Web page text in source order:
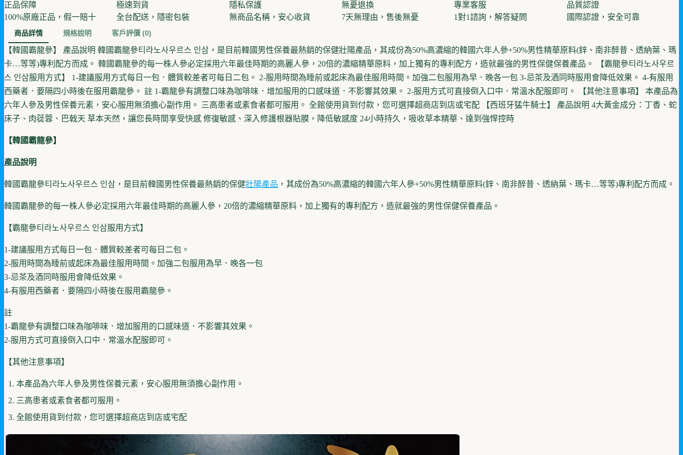
正品保障
100%原廠正品，假一賠十
極速到貨
全台配送，隱密包裝
隱私保護
無商品名稱，安心收貨
無憂退換
7天無理由，售後無憂
專業客服
1對1諮詢，解答疑問
品質認證
國際認證，安全可靠
商品詳情 規格說明 客戶評價 (0)
【韓國霸龍參】 產品說明 韓國霸龍參티라노사우르스 인삼，是目前韓國男性保養最熱銷的保健壯陽產品，其成份為50%高濃縮的韓國六年人參+50%男性精華原料(鋅、南非醉昔、透納葉、瑪
卡…等等)專利配方而成。 韓國霸龍參的每一株人參必定採用六年最佳時期的高麗人參，20倍的濃縮精華原料，加上獨有的專利配方，造就最強的男性保健保養產品。 【霸龍參티라노사우르
스 인삼服用方式】 1-建議服用方式每日一包．體質較差者可每日二包。 2-服用時間為睡前或起床為最佳服用時間。加強二包服用為早．晚各一包 3-忌茶及酒同時服用會降低效果。 4-有服用
西藥者．要隔四小時後在服用霸龍參。 註 1-霸龍參有調整口味為咖啡味．增加服用的口感味道．不影響其效果。 2-服用方式可直接倒入口中．常溫水配服即可。 【其他注意事項】 本產品為
六年人參及男性保養元素，安心服用無須擔心副作用。 三高患者或素食者都可服用。 全館使用貨到付款，您可選擇超商店到店或宅配 【西班牙猛牛騎士】 產品說明 4大黃金成分：丁香、蛇
床子、肉蓯蓉、巴戟天 草本天然，讓您長時間享受快感 修復敏感、深入修護根器貼膜，降低敏感度 24小時持久，吸收草本精華、達到強悍控時
【韓國霸龍參】
產品說明
韓國霸龍參티라노사우르스 인삼，是目前韓國男性保養最熱銷的保健壯陽產品 ，其成份為50%高濃縮的韓國六年人參+50%男性精華原料(鋅、南非醉昔、透納葉、瑪卡…等等)專利配方而成。
韓國霸龍參的每一株人參必定採用六年最佳時期的高麗人參，20倍的濃縮精華原料，加上獨有的專利配方，造就最強的男性保健保養產品。
【霸龍參티라노사우르스 인삼服用方式】
1-建議服用方式每日一包．體質較差者可每日二包。
2-服用時間為睡前或起床為最佳服用時間。加強二包服用為早．晚各一包
3-忌茶及酒同時服用會降低效果。
4-有服用西藥者．要隔四小時後在服用霸龍參。
註
1-霸龍參有調整口味為咖啡味．增加服用的口感味道．不影響其效果。
2-服用方式可直接倒入口中．常溫水配服即可。
【其他注意事項】
本產品為六年人參及男性保養元素，安心服用無須擔心副作用。
三高患者或素食者都可服用。
全館使用貨到付款，您可選擇超商店到店或宅配